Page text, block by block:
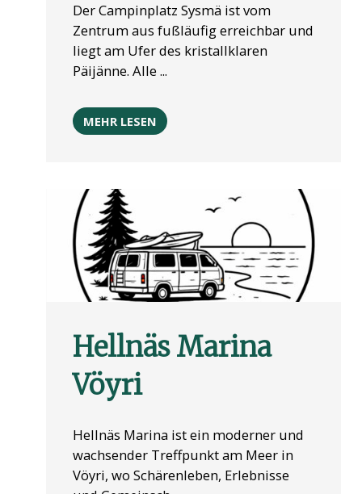
Der Campinplatz Sysmä ist vom
Zentrum aus fußläufig erreichbar und
liegt am Ufer des kristallklaren
Päijänne. Alle ...
MEHR LESEN
Hellnäs Marina
Vöyri
Hellnäs Marina ist ein moderner und
wachsender Treffpunkt am Meer in
Vöyri, wo Schärenleben, Erlebnisse